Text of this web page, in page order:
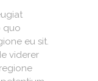
quo
eu sit.
viderer